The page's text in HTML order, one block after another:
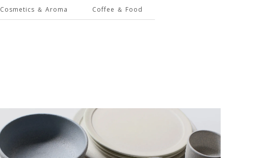
Cosmetics ＆ Aroma Coffee ＆ Food